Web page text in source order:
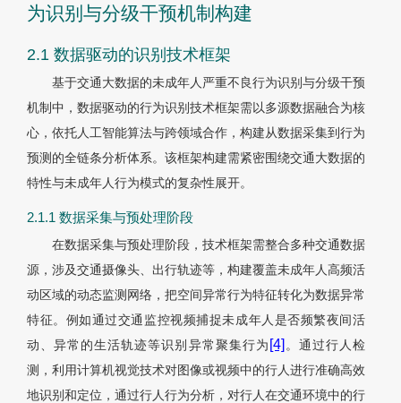
为识别与分级干预机制构建
2.1 数据驱动的识别技术框架
基于交通大数据的未成年人严重不良行为识别与分级干预
机制中，数据驱动的行为识别技术框架需以多源数据融合为核
心，依托人工智能算法与跨领域合作，构建从数据采集到行为
预测的全链条分析体系。该框架构建需紧密围绕交通大数据的
特性与未成年人行为模式的复杂性展开。
2.1.1 数据采集与预处理阶段
在数据采集与预处理阶段，技术框架需整合多种交通数据
源，涉及交通摄像头、出行轨迹等，构建覆盖未成年人高频活
动区域的动态监测网络，把空间异常行为特征转化为数据异常
特征。例如通过交通监控视频捕捉未成年人是否频繁夜间活
动、异常的生活轨迹等识别异常聚集行为 [4] 。通过行人检
测，利用计算机视觉技术对图像或视频中的行人进行准确高效
地识别和定位，通过行人行为分析，对行人在交通环境中的行